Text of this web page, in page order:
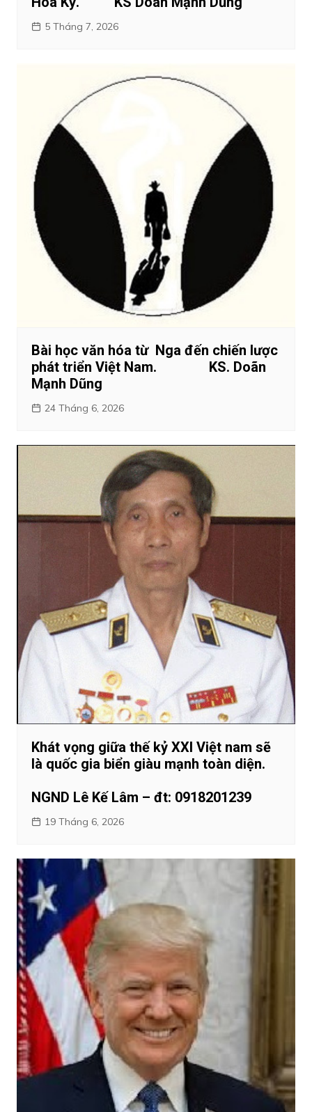
5 Tháng 7, 2026
Bài học văn hóa từ Nga đến chiến lược
phát triển Việt Nam. KS. Doãn
Mạnh Dũng
24 Tháng 6, 2026
Khát vọng giữa thế kỷ XXI Việt nam sẽ
là quốc gia biển giàu mạnh toàn diện.
NGND Lê Kế Lâm – đt: 0918201239
19 Tháng 6, 2026